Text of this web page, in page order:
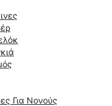
Για Νονούς